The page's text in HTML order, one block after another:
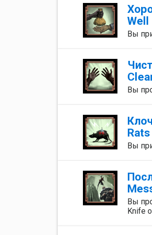
Well
Вы
Вы
Вы
Вы
Knife